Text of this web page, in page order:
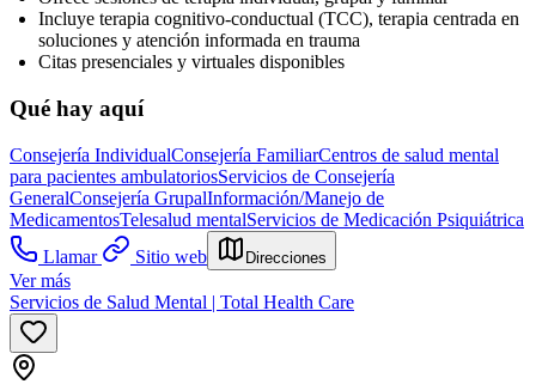
Incluye terapia cognitivo-conductual (TCC), terapia centrada en
soluciones y atención informada en trauma
Citas presenciales y virtuales disponibles
Qué hay aquí
Consejería IndividualConsejería FamiliarCentros de salud mental
para pacientes ambulatoriosServicios de Consejería
GeneralConsejería GrupalInformación/Manejo de
MedicamentosTelesalud mentalServicios de Medicación Psiquiátrica
Llamar
Sitio web Direcciones
Ver más
Servicios de Salud Mental | Total Health Care